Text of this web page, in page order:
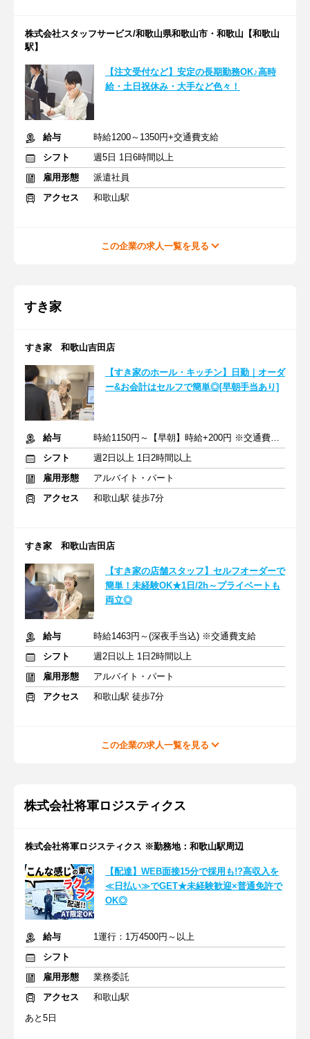
株式会社スタッフサービス/和歌山県和歌山市・和歌山【和歌山
駅】
【注文受付など】安定の長期勤務OK♪高時
給・土日祝休み・大手など色々！
給与
時給1200～1350円+交通費支給
シフト
週5日 1日6時間以上
雇用形態
派遣社員
アクセス
和歌山駅
この企業の求人一覧を見る
すき家
すき家 和歌山吉田店
【すき家のホール・キッチン】日勤｜オーダ
ー&お会計はセルフで簡単◎[早朝手当あり]
給与
時給1150円～【早朝】時給+200円 ※交通費支給
シフト
週2日以上 1日2時間以上
雇用形態
アルバイト・パート
アクセス
和歌山駅 徒歩7分
すき家 和歌山吉田店
【すき家の店舗スタッフ】セルフオーダーで
簡単！未経験OK★1日/2h～プライベートも
両立◎
給与
時給1463円～(深夜手当込) ※交通費支給
シフト
週2日以上 1日2時間以上
雇用形態
アルバイト・パート
アクセス
和歌山駅 徒歩7分
この企業の求人一覧を見る
株式会社将軍ロジスティクス
株式会社将軍ロジスティクス ※勤務地：和歌山駅周辺
【配達】WEB面接15分で採用も!?高収入を
≪日払い≫でGET★未経験歓迎×普通免許で
OK◎
給与
1運行：1万4500円～以上
シフト
雇用形態
業務委託
アクセス
和歌山駅
あと5日